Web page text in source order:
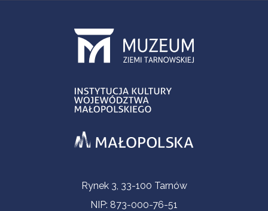
Informacje kontaktoweRynek 3, 33-100 Tarnów
NIP: 873-000-76-51